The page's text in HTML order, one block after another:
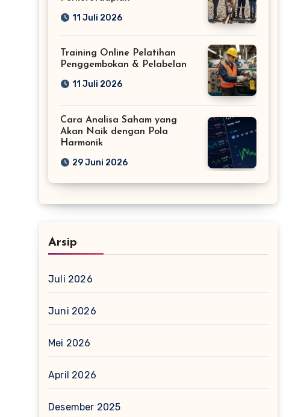
11 Juli 2026
Training Online Pelatihan
Penggembokan & Pelabelan
11 Juli 2026
Cara Analisa Saham yang
Akan Naik dengan Pola
Harmonik
29 Juni 2026
Arsip
Juli 2026
Juni 2026
Mei 2026
April 2026
Desember 2025